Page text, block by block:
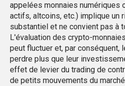
appelées monnaies numériques
actifs, altcoins, etc.) implique un
substantiel et ne convient pas à
L'évaluation des crypto-
peut fluctuer et, par conséquent,
perdre plus que leur
effet de levier du trading de
de petits mouvements du